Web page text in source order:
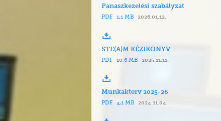
Panaszkezelési szabályzat
PDF
1,1 MB 2026.01.12.
STE(A)M KÉZIKÖNYV
PDF
10,6 MB 2025.11.11.
Munkakterv 2025-26
PDF
4,1 MB 2024.11.04.